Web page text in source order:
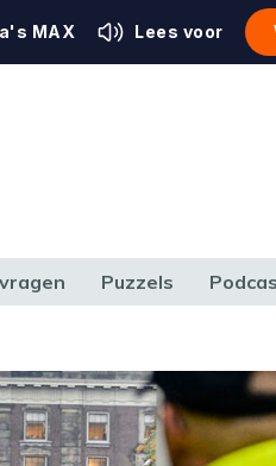
MAX Lees voor
Puzzels